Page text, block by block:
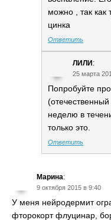
можно , так как
цинка
Ответить
ЛИЛИ:
25 марта
Попробуйте
неделю в
только это.
Ответить
Марина:
9 октября 2015 в 9:40
У меня нейродермит
фторокорт флуцинар,